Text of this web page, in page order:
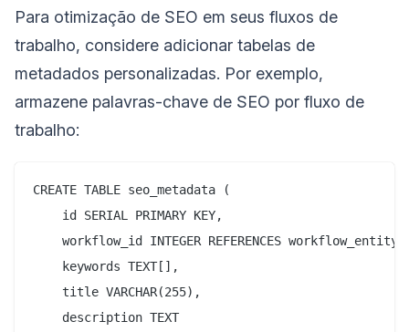
Para otimização de SEO em seus fluxos de
trabalho, considere adicionar tabelas de
metadados personalizadas. Por exemplo,
armazene palavras-chave de SEO por fluxo de
trabalho:
CREATE TABLE seo_metadata (
    id SERIAL PRIMARY KEY,
workflow_id INTEGER REFERENCES
    keywords TEXT[],
    title VARCHAR(255),
    description TEXT